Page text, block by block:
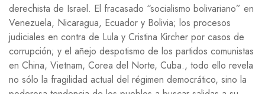
derechista de Israel. El fracasado “socialismo bolivariano” en
Venezuela, Nicaragua, Ecuador y Bolivia; los procesos
judiciales en contra de Lula y Cristina Kircher por casos de
corrupción; y el añejo despotismo de los partidos comunistas
en China, Vietnam, Corea del Norte, Cuba., todo ello revela
no sólo la fragilidad actual del régimen democrático, sino la